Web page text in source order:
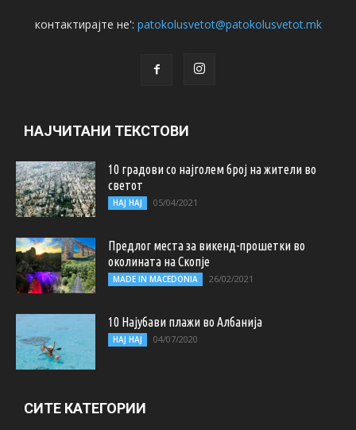
контактирајте не': patokolusvetot@patokolusvetot.mk
НАЈЧИТАНИ ТЕКСТОВИ
10 градови со најголем број на жители во
светот
НАЈ НАЈ 05/04/2021
Предлог места за викенд-прошетки во
околината на Скопје
MADE IN MACEDONIA 26/02/2021
10 Најубави плажи во Албанија
НАЈ НАЈ 04/07/2020
СИТЕ КАТЕГОРИИ